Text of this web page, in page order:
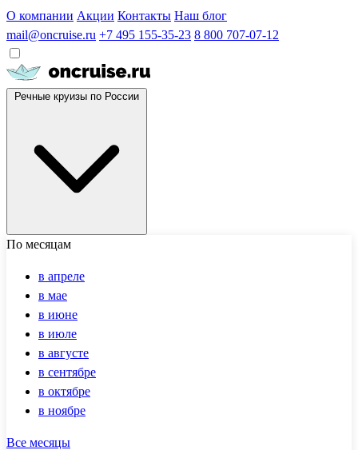
О компании Акции Контакты Наш блог
mail@oncruise.ru +7 495 155-35-23 8 800 707-07-12
По месяцам
в апреле
в мае
в июне
в июле
в августе
в сентябре
в октябре
в ноябре
Все месяцы